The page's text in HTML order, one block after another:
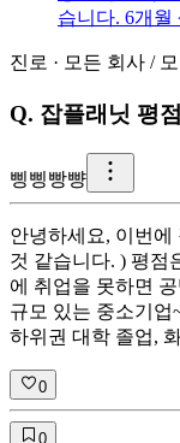
습니다. 6개
진로 · 모든 회사 /
Q. 잡플래닛 평
삥삥빵뺭
안녕하세요, 이번에
것 같습니다. ) 평점
에 취업을 못하면
규모 있는 중소기
하위권 대학 졸업,
0
0